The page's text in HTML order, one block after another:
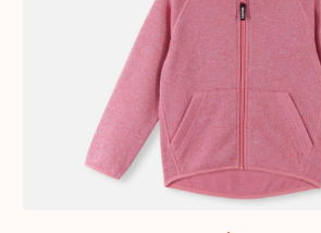
ВЫБЕРИТЕ ПАРАМЕТРЫ